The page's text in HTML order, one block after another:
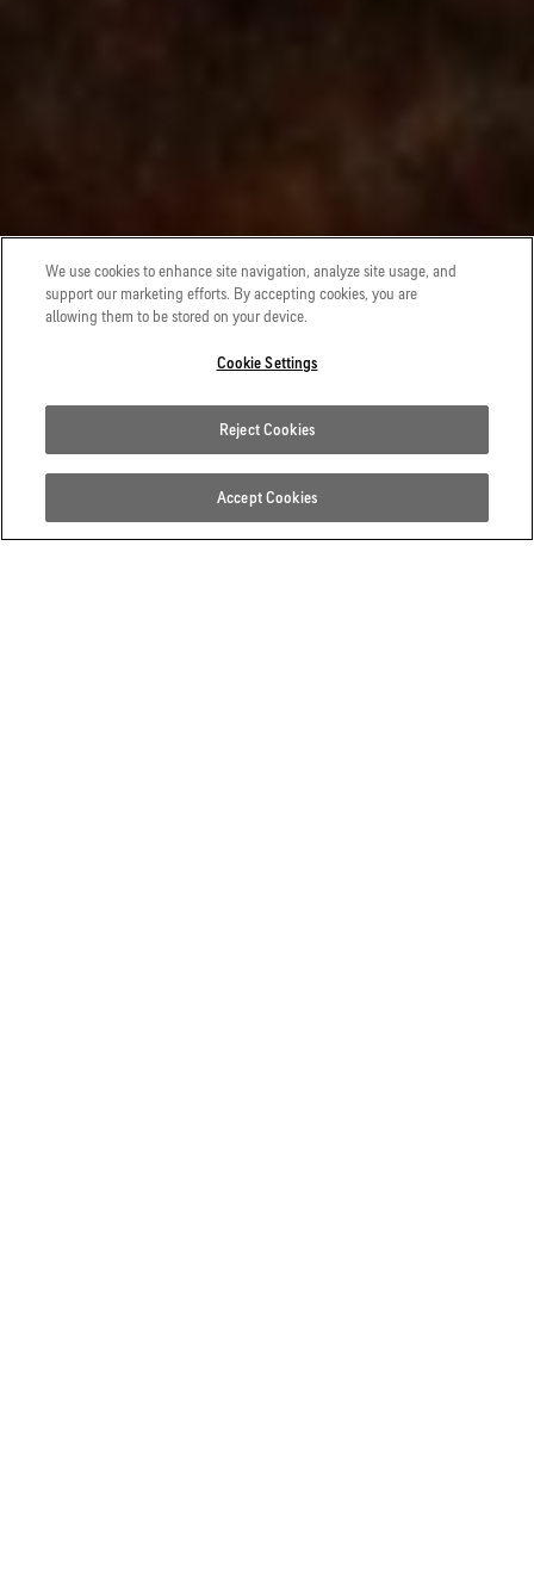
We use cookies to enhance site navigation, analyze site usage, and
support our marketing efforts. By accepting cookies, you are
allowing them to be stored on your device.
Cookie Settings
Reject Cookies
Accept Cookies